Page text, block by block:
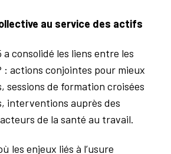
au service des actifs
a consolidé les liens entre les
: actions conjointes pour mieux
sessions de formation croisées
interventions auprès des
de la santé au travail.
les enjeux liés à l’usure